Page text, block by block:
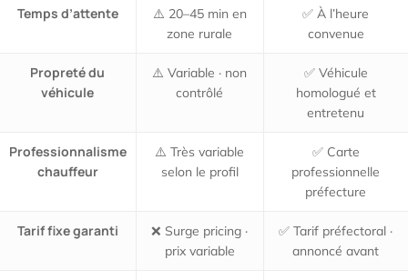
Temps d’attente
⚠️ 20–45 min en
zone rurale
✅ À l’heure
convenue
Propreté du
véhicule
⚠️ Variable · non
contrôlé
✅ Véhicule
homologué et
entretenu
Professionnalisme
chauffeur
⚠️ Très variable
selon le profil
✅ Carte
professionnelle
préfecture
Tarif fixe garanti
❌ Surge pricing ·
prix variable
✅ Tarif préfectoral ·
annoncé avant